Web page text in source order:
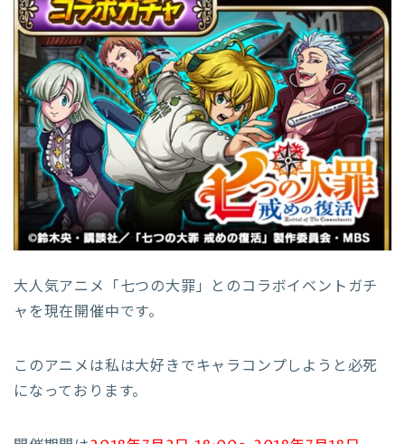
大人気アニメ「七つの大罪」とのコラボイベントガチ
ャを現在開催中です。
このアニメは私は大好きでキャラコンプしようと必死
になっております。